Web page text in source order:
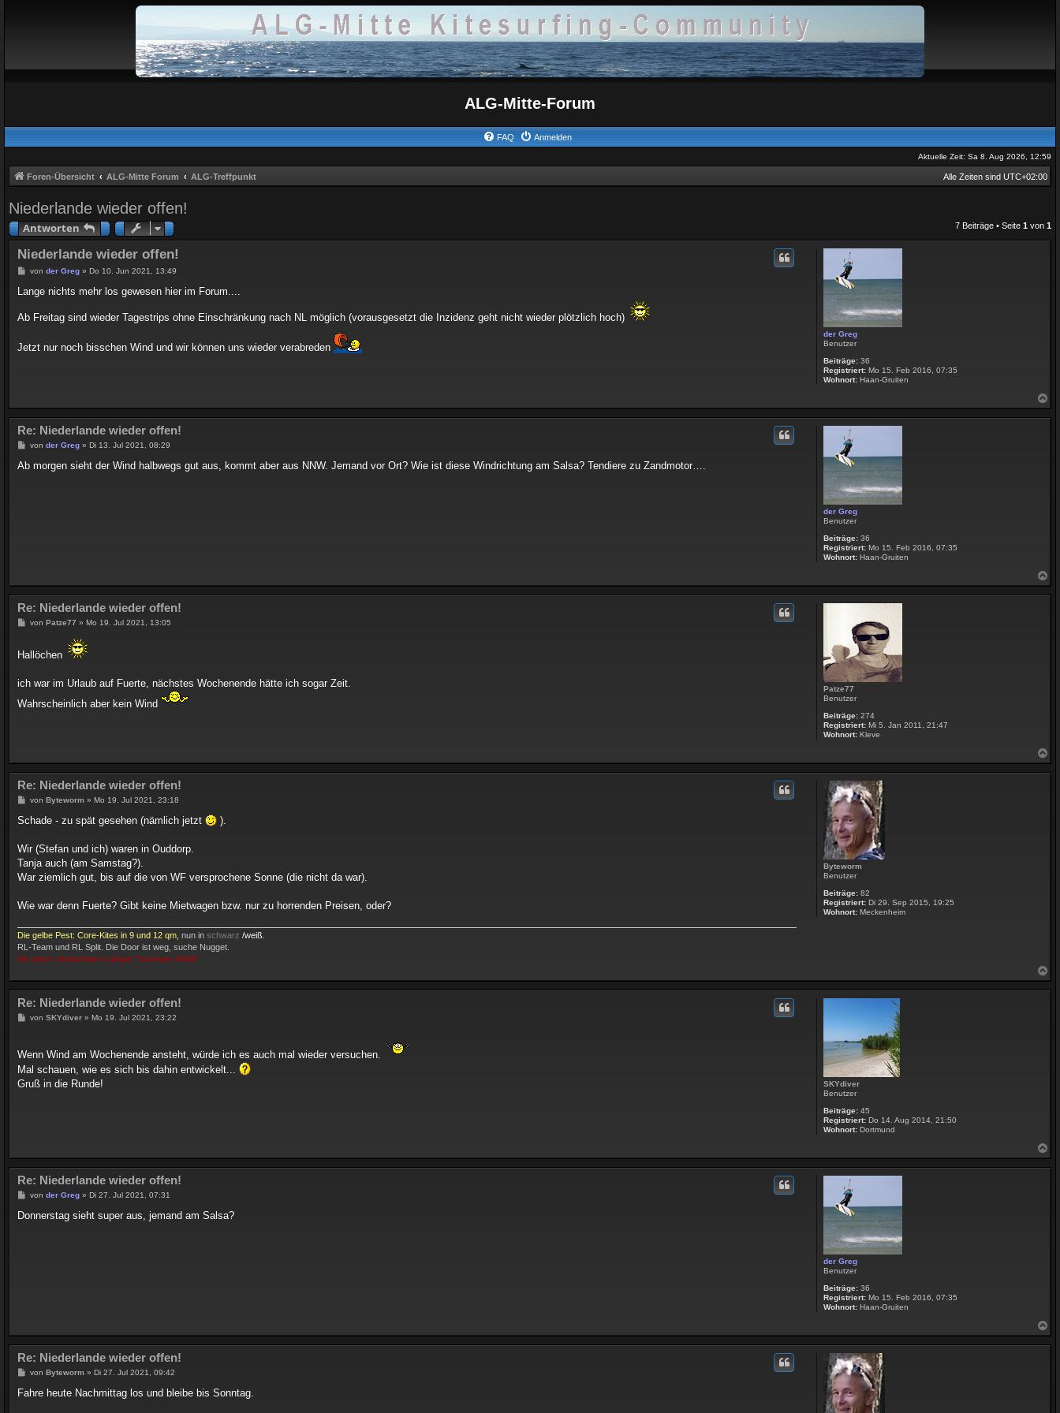
ALG-Mitte-Forum
FAQ Anmelden
Aktuelle Zeit: Sa 8. Aug 2026, 12:59
Foren-Übersicht ALG-Mitte Forum ALG-Treffpunkt Alle Zeiten sind UTC+02:00
Niederlande wieder offen!
Antworten 7 Beiträge • Seite 1 von 1
der Greg
Benutzer
Beiträge: 36
Registriert: Mo 15. Feb 2016, 07:35
Wohnort: Haan-Gruiten
Niederlande wieder offen!
B
i
a
von der Greg» Do 10. Jun 2021, 13:49
Lange nichts mehr los gewesen hier im Forum....
Ab Freitag sind wieder Tagestrips ohne Einschränkung nach NL möglich (vorausgesetzt die Inzidenz geht nicht wieder plötzlich hoch)
Jetzt nur noch bisschen Wind und wir können uns wieder verabreden
a
c
der Greg
Benutzer
Beiträge: 36
Registriert: Mo 15. Feb 2016, 07:35
Wohnort: Haan-Gruiten
Re: Niederlande wieder offen!
B
i
von der Greg» Di 13. Jul 2021, 08:29
Ab morgen sieht der Wind halbwegs gut aus, kommt aber aus NNW. Jemand vor Ort? Wie ist diese Windrichtung am Salsa? Tendiere zu Zandmotor….
a
c
Patze77
Benutzer
Beiträge: 274
Registriert: Mi 5. Jan 2011, 21:47
Wohnort: Kleve
Re: Niederlande wieder offen!
B
r
g
von Patze77 » Mo 19. Jul 2021, 13:05
Hallöchen
ich war im Urlaub auf Fuerte, nächstes Wochenende hätte ich sogar Zeit.
Wahrscheinlich aber kein Wind
a
c
Byteworm
Benutzer
Beiträge: 82
Registriert: Di 29. Sep 2015, 19:25
Wohnort: Meckenheim
Re: Niederlande wieder offen!
B
i
a
von Byteworm» Mo 19. Jul 2021, 23:18
Schade - zu spät gesehen (nämlich jetzt ).
Wir (Stefan und ich) waren in Ouddorp.
Tanja auch (am Samstag?).
War ziemlich gut, bis auf die von WF versprochene Sonne (die nicht da war).
Wie war denn Fuerte? Gibt keine Mietwagen bzw. nur zu horrenden Preisen, oder?
Die gelbe Pest: Core-Kites in 9 und 12 qm, nun in schwarz /weiß.
RL-Team und RL Split. Die Door ist weg, suche Nugget.
Ab sofort: dunkelroter Camper "Karmann Mobil"
a
c
SKYdiver
Benutzer
Beiträge: 45
Registriert: Do 14. Aug 2014, 21:50
Wohnort: Dortmund
Re: Niederlande wieder offen!
B
r
g
von SKYdiver» Mo 19. Jul 2021, 23:22
Wenn Wind am Wochenende ansteht, würde ich es auch mal wieder versuchen.
Mal schauen, wie es sich bis dahin entwickelt...
Gruß in die Runde!
a
c
der Greg
Benutzer
Beiträge: 36
Registriert: Mo 15. Feb 2016, 07:35
Wohnort: Haan-Gruiten
Re: Niederlande wieder offen!
B
i
von der Greg» Di 27. Jul 2021, 07:31
Donnerstag sieht super aus, jemand am Salsa?
a
c
Re: Niederlande wieder offen!
B
i
von Byteworm» Di 27. Jul 2021, 09:42
Fahre heute Nachmittag los und bleibe bis Sonntag.